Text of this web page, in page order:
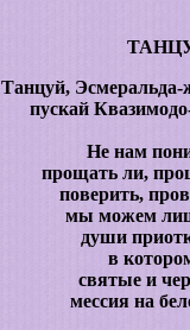
Танцуй, Эсмеральда-
пускай
Не нам
прощать ли,
поверить,
мы можем
души
в
святые и
мессия на